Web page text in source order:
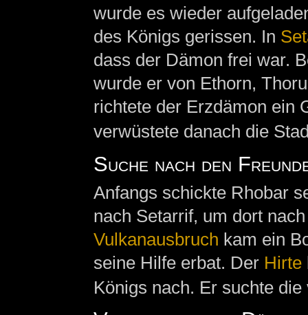
wurde es wieder
des Königs gerissen. In
dass der Dämon frei war.
wurde er von Ethorn,
richtete der Erzdämon ein
verwüstete danach die
Suche nach den
Anfangs schickte Rhobar
nach Setarrif, um dort
Vulkanausbruch kam ein
seine Hilfe erbat. Der Hirte
Königs nach. Er suchte